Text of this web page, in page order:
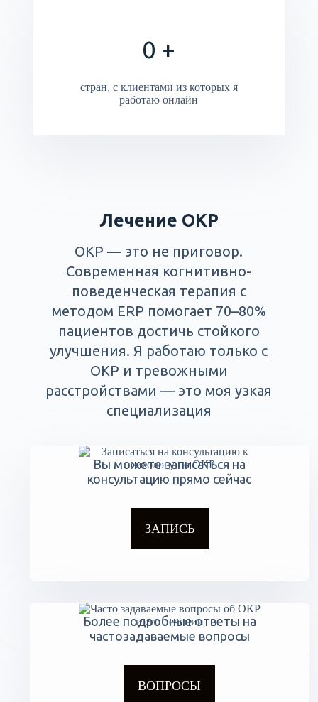
0 +
стран, с клиентами из которых я
работаю онлайн
Лечение ОКР
ОКР — это не приговор.
Современная когнитивно-
поведенческая терапия с
методом ERP помогает 70–80%
пациентов достичь стойкого
улучшения. Я работаю только с
ОКР и тревожными
расстройствами — это моя узкая
специализация
Вы можете записаться на
консультацию прямо сейчас
ЗАПИСЬ
Более подробные ответы на
частозадаваемые вопросы
ВОПРОСЫ